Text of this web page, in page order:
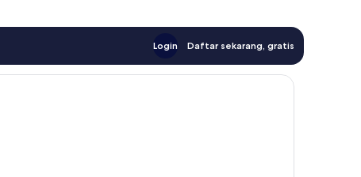
Login Daftar sekarang, gratis